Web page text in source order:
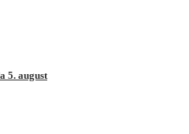
5. august